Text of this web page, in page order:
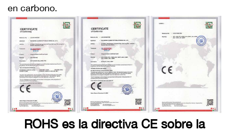
en carbono.
ROHS es la directiva CE sobre la